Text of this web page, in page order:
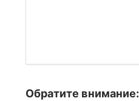
Обратите внимание: